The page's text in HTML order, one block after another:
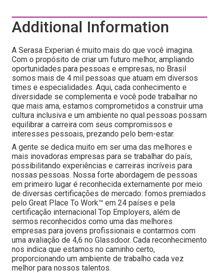
Additional Information
A Serasa Experian é muito mais do que você imagina.
Com o propósito de criar um futuro melhor, ampliando
oportunidades para pessoas e empresas, no Brasil
somos mais de 4 mil pessoas que atuam em diversos
times e especialidades. Aqui, cada conhecimento e
diversidade se complementa e você pode trabalhar no
que mais ama, estamos comprometidos a construir uma
cultura inclusiva e um ambiente no qual pessoas possam
equilibrar a carreira com seus compromissos e
interesses pessoais, prezando pelo bem-estar.
A gente se dedica muito em ser uma das melhores e
mais inovadoras empresas para se trabalhar do país,
possibilitando experiências e carreiras incríveis para
nossas pessoas. Nossa forte abordagem de pessoas
em primeiro lugar é reconhecida externamente por meio
de diversas certificações de mercado: fomos premiados
pelo Great Place To Work™ em 24 países e pela
certificação internacional Top Employers, além de
sermos reconhecidos como uma das melhores
empresas para jovens profissionais e contarmos com
uma avaliação de 4,6 no Glassdoor. Cada reconhecimento
nos indica que estamos no caminho certo,
proporcionando um ambiente de trabalho cada vez
melhor para nossos talentos.